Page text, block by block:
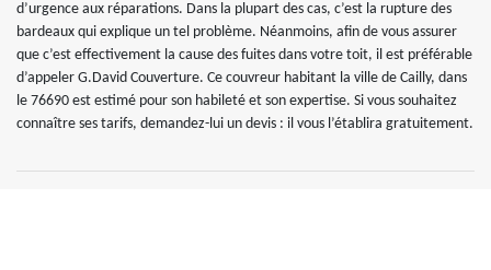
d’urgence aux réparations. Dans la plupart des cas, c’est la rupture des
bardeaux qui explique un tel problème. Néanmoins, afin de vous assurer
que c’est effectivement la cause des fuites dans votre toit, il est préférable
d’appeler G.David Couverture. Ce couvreur habitant la ville de Cailly, dans
le 76690 est estimé pour son habileté et son expertise. Si vous souhaitez
connaître ses tarifs, demandez-lui un devis : il vous l’établira gratuitement.